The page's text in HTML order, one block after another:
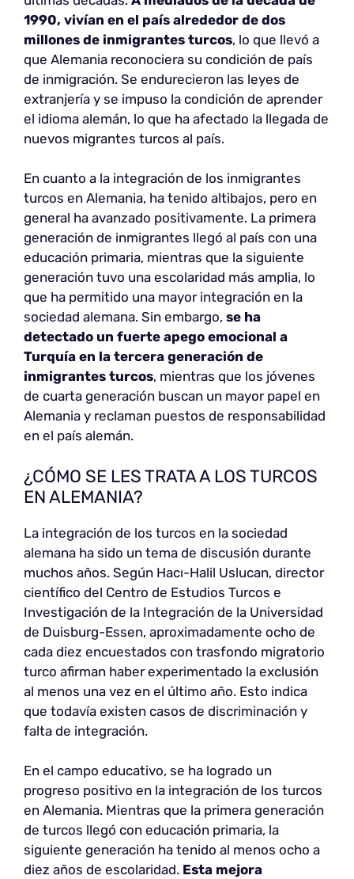
1990, vivían en el país alrededor de dos
millones de inmigrantes turcos, lo que llevó a
que Alemania reconociera su condición de país
de inmigración. Se endurecieron las leyes de
extranjería y se impuso la condición de aprender
el idioma alemán, lo que ha afectado la llegada de
nuevos migrantes turcos al país.
En cuanto a la integración de los inmigrantes
turcos en Alemania, ha tenido altibajos, pero en
general ha avanzado positivamente. La primera
generación de inmigrantes llegó al país con una
educación primaria, mientras que la siguiente
generación tuvo una escolaridad más amplia, lo
que ha permitido una mayor integración en la
sociedad alemana. Sin embargo, se ha
detectado un fuerte apego emocional a
Turquía en la tercera generación de
inmigrantes turcos, mientras que los jóvenes
de cuarta generación buscan un mayor papel en
Alemania y reclaman puestos de responsabilidad
en el país alemán.
¿CÓMO SE LES TRATA A LOS TURCOS
EN ALEMANIA?
La integración de los turcos en la sociedad
alemana ha sido un tema de discusión durante
muchos años. Según Hacı-Halil Uslucan, director
científico del Centro de Estudios Turcos e
Investigación de la Integración de la Universidad
de Duisburg-Essen, aproximadamente ocho de
cada diez encuestados con trasfondo migratorio
turco afirman haber experimentado la exclusión
al menos una vez en el último año. Esto indica
que todavía existen casos de discriminación y
falta de integración.
En el campo educativo, se ha logrado un
progreso positivo en la integración de los turcos
en Alemania. Mientras que la primera generación
de turcos llegó con educación primaria, la
siguiente generación ha tenido al menos ocho a
diez años de escolaridad. Esta mejora